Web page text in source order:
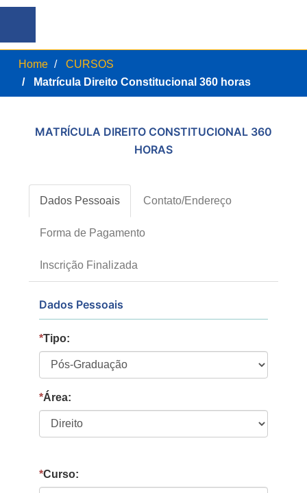
Home
CURSOS
Matrícula Direito Constitucional 360 horas
MATRÍCULA DIREITO CONSTITUCIONAL 360
HORAS
Dados Pessoais Contato/Endereço
Forma de Pagamento
Inscrição Finalizada
Dados Pessoais
*Tipo:
*Área:
*Curso: